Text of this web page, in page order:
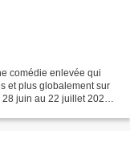
comédie enlevée qui
et plus globalement sur
juin au 22 juillet 2023